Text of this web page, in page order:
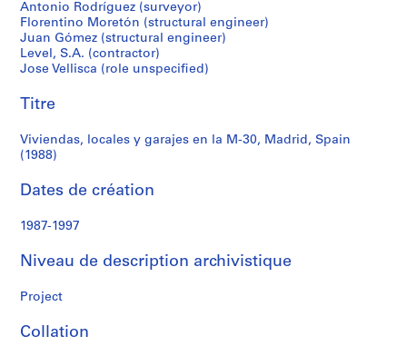
S
é
r
i
(
)
:
A
c
i
e
t
Antonio Rodríguez (surveyor)
Florentino Moretón (structural engineer)
Juan Gómez (structural engineer)
Level, S.A. (contractor)
Jose Vellisca (role unspecified)
Titre
Viviendas, locales y garajes en la M-30, Madrid, Spain
(1988)
Dates de création
1987-1997
Niveau de description archivistique
Project
Collation